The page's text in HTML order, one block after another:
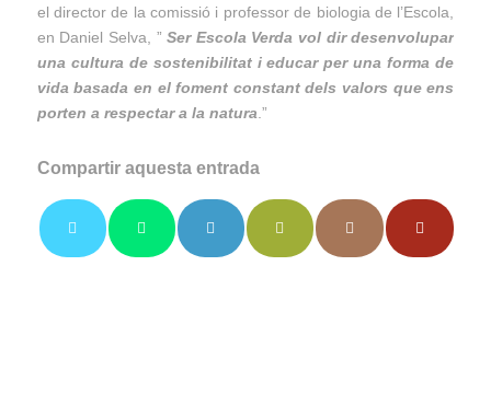
el director de la comissió i professor de biologia de l’Escola,
en Daniel Selva, ”Ser Escola Verda vol dir desenvolupar
una cultura de sostenibilitat i educar per una forma de
vida basada en el foment constant dels valors que ens
porten a respectar a la natura .”
Compartir aquesta entrada